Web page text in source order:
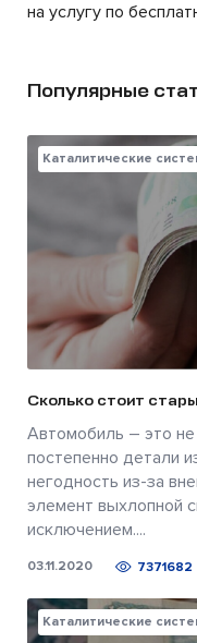
на услугу по
Популярные
Каталитические
Сколько стоит
Автомобиль – это
постепенно детали
негодность из-за
элемент выхлопной
исключением....
03.11.2020 7371682
Каталитические